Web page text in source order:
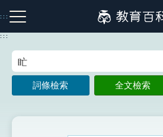
到
主
:::
注音索引圖示 筆畫索引圖示
:::
詞條檢索 全文檢索